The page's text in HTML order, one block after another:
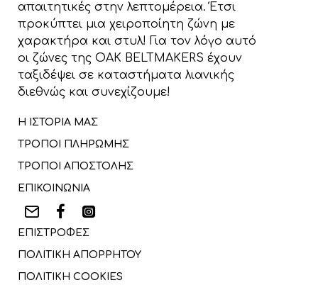
απαιτητικές στην λεπτομέρεια. Έτσι
προκύπτει μια χειροποίητη ζώνη με
χαρακτήρα και στυλ! Για τον λόγο αυτό
οι ζώνες της OAK BELTMAKERS έχουν
ταξιδέψει σε καταστήματα λιανικής
διεθνώς και συνεχίζουμε!
Η ΙΣΤΟΡΙΑ ΜΑΣ
ΤΡΟΠΟΙ ΠΛΗΡΩΜΗΣ
ΤΡΟΠΟΙ ΑΠΟΣΤΟΛΗΣ
ΕΠΙΚΟΙΝΩΝΙΑ
ΕΠΙΣΤΡΟΦΕΣ
ΠΟΛΙΤΙΚΗ ΑΠΟΡΡΗΤΟΥ
ΠΟΛΙΤΙΚΗ COOKIES